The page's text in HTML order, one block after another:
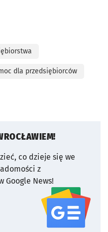
dla przedsiębiorców
co dzieje się we
z
Google News!
serwisu